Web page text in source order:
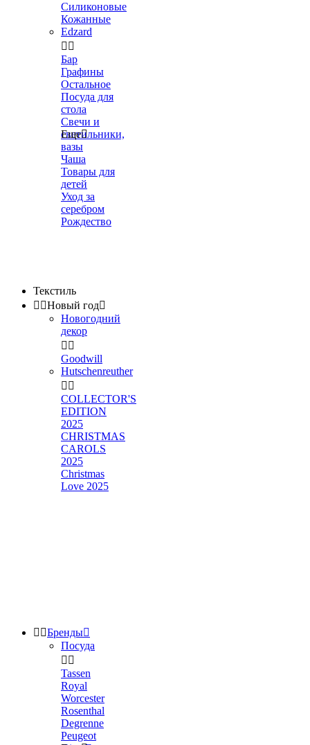
Силиконовые
Кожанные
Edzard
 
Бар
Графины
Остальное
Посуда для
стола
Свечи и
светильники,
вазы
Чаша
Товары для
детей
Уход за
серебром
Рождество
Еще
Текстиль
 Новый год
Новогодний
декор
 
Goodwill
Hutschenreuther
 
COLLECTOR'S
EDITION
2025
CHRISTMAS
CAROLS
2025
Christmas
Love 2025
 Бренды
Посуда
 
Tassen
Royal
Worcester
Rosenthal
Degrenne
Peugeot